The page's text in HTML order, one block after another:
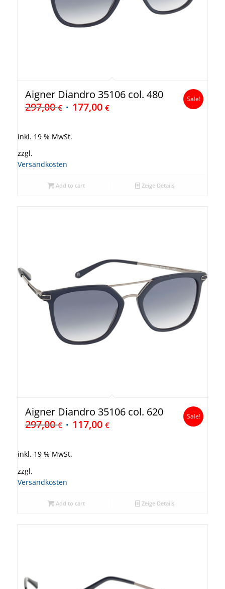
Aigner Diandro 35106 col. 480
297,00€ 177,00 €
Sale!
inkl. 19 % MwSt.
zzgl.
Versandkosten
Add to cart Zeige Details
Aigner Diandro 35106 col. 620
297,00€ 117,00 €
Sale!
inkl. 19 % MwSt.
zzgl.
Versandkosten
Add to cart Zeige Details